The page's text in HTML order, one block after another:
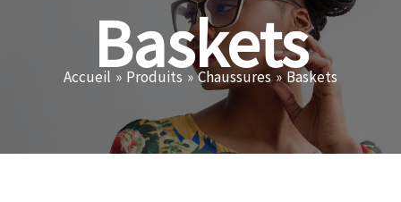
Baskets
Accueil Produits Chaussures Baskets